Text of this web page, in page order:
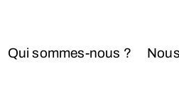
Qui sommes-nous ?